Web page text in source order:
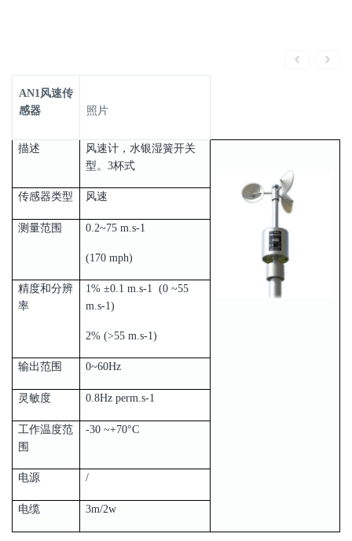
AN1风速传
感器
照片
描述
风速计，水银湿簧开关
型。3杯式
传感器类型 风速
测量范围 0.2~75 m.s‐1
(170 mph)
精度和分辨
率
1% ±0.1 m.s‐1 (0 ~55
m.s‐1)
2% (>55 m.s‐1)
输出范围 0~60Hz
灵敏度 0.8Hz perm.s‐1
工作温度范
围
-30 ~+70°C
电源 /
电缆 3m/2w